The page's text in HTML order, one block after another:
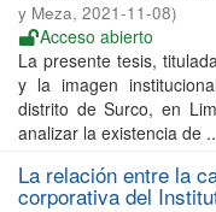
y Meza, 2021-11-08)
Acceso abierto
La presente tesis,
y la imagen
distrito de Surco, en
analizar la existencia de
La relación entre la
corporativa del